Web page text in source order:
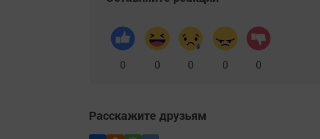
0 0 0 0 0
Расскажите друзьям